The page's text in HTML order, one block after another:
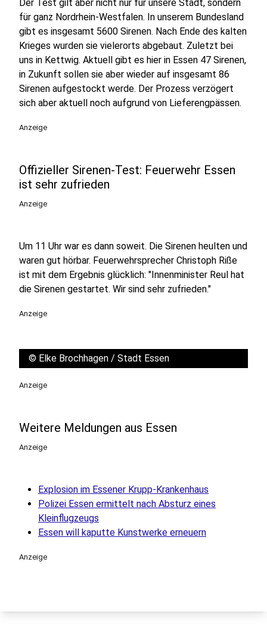
Der Test gilt aber nicht nur für unsere Stadt, sondern
für ganz Nordrhein-Westfalen. In unserem Bundesland
gibt es insgesamt 5600 Sirenen. Nach Ende des kalten
Krieges wurden sie vielerorts abgebaut. Zuletzt bei
uns in Kettwig. Aktuell gibt es hier in Essen 47 Sirenen,
in Zukunft sollen sie aber wieder auf insgesamt 86
Sirenen aufgestockt werde. Der Prozess verzögert
sich aber aktuell noch aufgrund von Lieferengpässen.
Anzeige
Offizieller Sirenen-Test: Feuerwehr Essen
ist sehr zufrieden
Anzeige
Um 11 Uhr war es dann soweit. Die Sirenen heulten und
waren gut hörbar. Feuerwehrsprecher Christoph Riße
ist mit dem Ergebnis glücklich: "Innenminister Reul hat
die Sirenen gestartet. Wir sind sehr zufrieden."
Anzeige
© Elke Brochhagen / Stadt Essen
Anzeige
Weitere Meldungen aus Essen
Anzeige
Explosion im Essener Krupp-Krankenhaus
Polizei Essen ermittelt nach Absturz eines
Kleinflugzeugs
Essen will kaputte Kunstwerke erneuern
Anzeige